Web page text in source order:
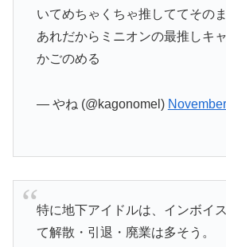
いてめちゃくちゃ推しててその
あれだからミニオンの最推しキ
かごのめる
— やね (@kagonomel)
特に地下アイドルは、インボイ
て解散・引退・廃業は多そう。